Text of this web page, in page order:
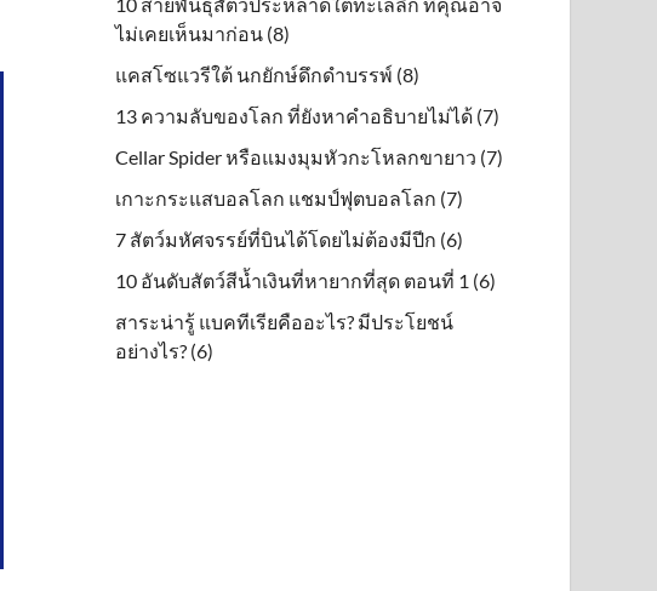
ไม่เคยเห็นมาก่อน (8)
แคสโซแวรีใต้ นกยักษ์ดึกดําบรรพ์ (8)
13 ความลับของโลก ที่ยังหาคำอธิบายไม่ได้ (7)
Cellar Spider หรือแมงมุมหัวกะโหลกขายาว (7)
เกาะกระแสบอลโลก แชมป์ฟุตบอลโลก (7)
7 สัตว์มหัศจรรย์ที่บินได้โดยไม่ต้องมีปีก (6)
10 อันดับสัตว์สีน้ำเงินที่หายากที่สุด ตอนที่ 1 (6)
สาระน่ารู้ แบคทีเรียคืออะไร? มีประโยชน์
อย่างไร? (6)